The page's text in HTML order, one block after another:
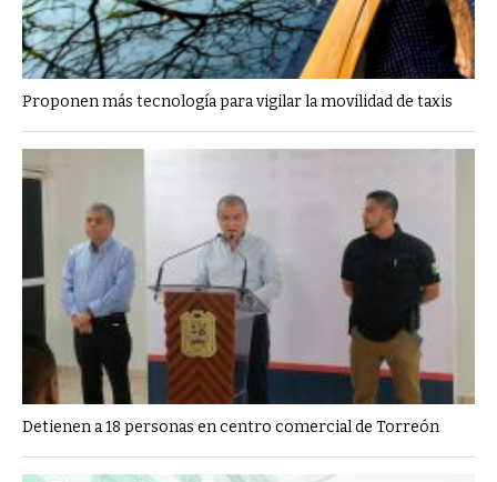
Proponen más tecnología para vigilar la movilidad de taxis
Detienen a 18 personas en centro comercial de Torreón